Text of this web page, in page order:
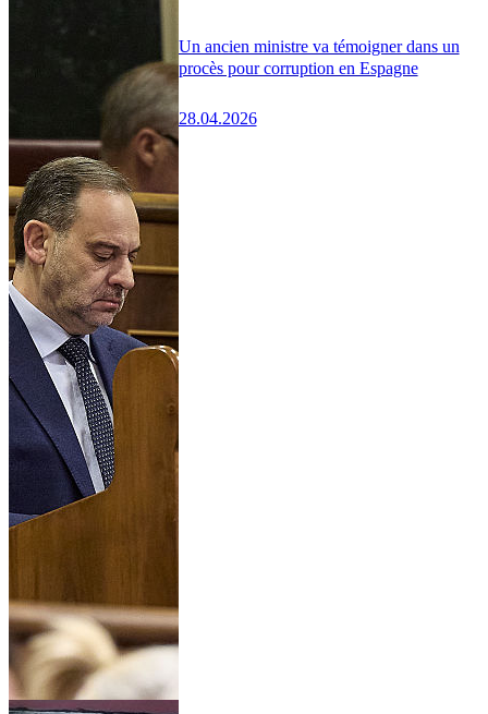
Un ancien ministre va témoigner dans un
procès pour corruption en Espagne
28.04.2026